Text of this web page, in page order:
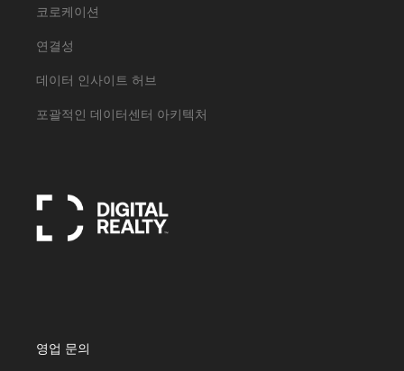
코로케이션
연결성
데이터 인사이트 허브
포괄적인 데이터센터 아키텍처
영업 문의